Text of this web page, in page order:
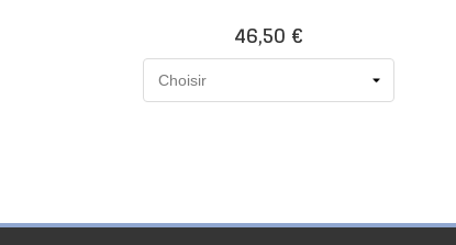
Prix
46,50 €